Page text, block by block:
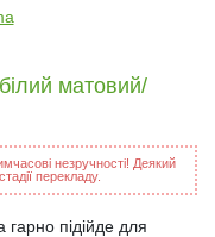
матовий/
незручності! Деякий
перекладу.
гарно підійде для